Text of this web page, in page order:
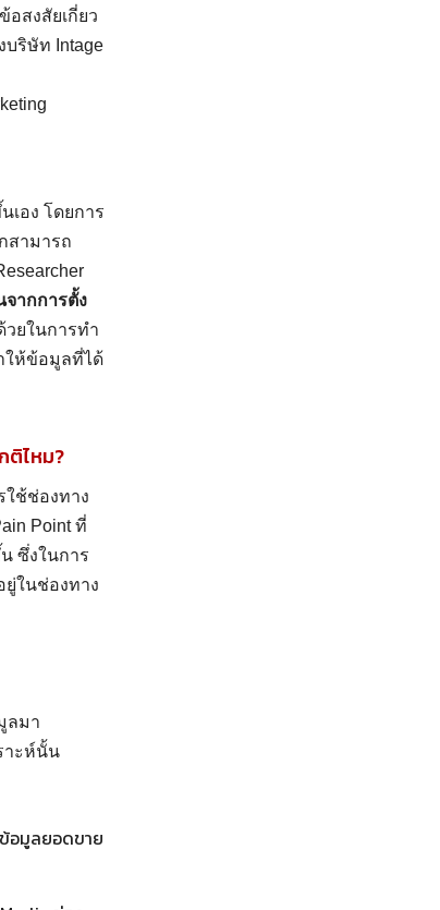
สงสัยเกี่ยว
บริษัท Intage
เอง โดยการ
สามารถ
จากการตั้ง
ยในการทำ
ให้ข้อมูลที่ได้
ติไหม?
ใช้ช่องทาง
Point ที่
ซึ่งในการ
ยู่ในช่องทาง
ลมา
าะห์นั้น
อมูลยอดขาย